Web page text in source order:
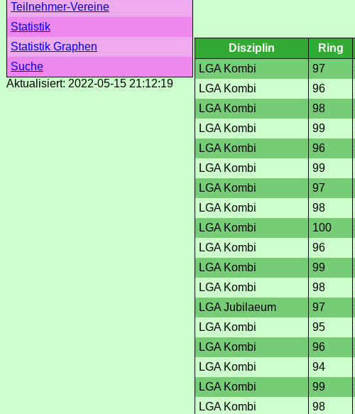
Teilnehmer-Vereine
Statistik
Statistik Graphen
Suche
Aktualisiert: 2022-05-15 21:12:19
Disziplin Ring
LGA Kombi
97
LGA Kombi
96
LGA Kombi
98
LGA Kombi
99
LGA Kombi
96
LGA Kombi
99
LGA Kombi
97
LGA Kombi
98
LGA Kombi
100
LGA Kombi
96
LGA Kombi
99
LGA Kombi
98
LGA Jubilaeum
97
LGA Kombi
95
LGA Kombi
96
LGA Kombi
94
LGA Kombi
99
LGA Kombi
98